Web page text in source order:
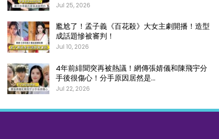
Jul 25, 2026
尷尬了！孟子義《百花殺》大女主劇開播！造型
成話題慘被審判！
Jul 10, 2026
4年前緋聞突再被熱議！網傳張婧儀和陳飛宇分
手後很傷心！分手原因居然是…
Jul 22, 2026